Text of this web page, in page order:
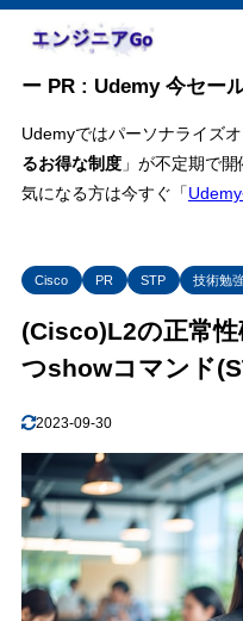
ー PR : Udemy 今セー
Udemyではパーソナライズ
るお得な制度」が不定期で開
気になる方は今すぐ「
Cisco PR STP 技術勉
(Cisco)L2の正常
つshowコマンド
2023-09-30